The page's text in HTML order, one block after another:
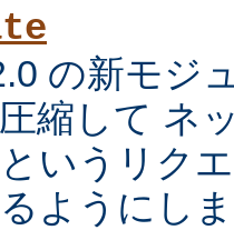
の新モジ
縮して ネ
いうリク
ようにし